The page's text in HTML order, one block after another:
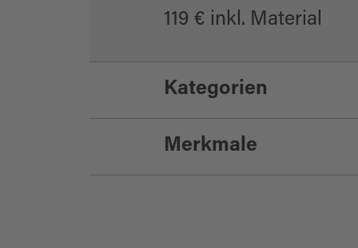
119 € inkl. Material
Kategorien
Merkmale